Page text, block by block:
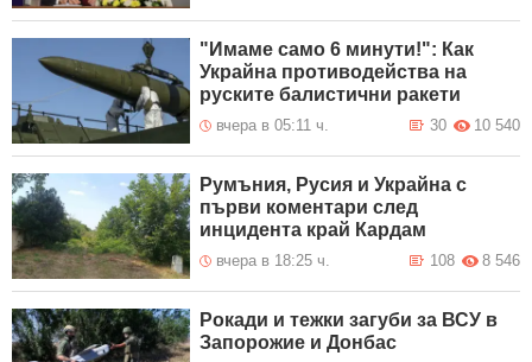
"Имаме само 6 минути!": Как
Украйна противодейства на
руските балистични ракети
вчера в 05:11 ч. 10 540
30
Румъния, Русия и Украйна с
първи коментари след
инцидента край Кардам
вчера в 18:25 ч. 8 546
108
Рокади и тежки загуби за ВСУ в
Запорожие и Донбас